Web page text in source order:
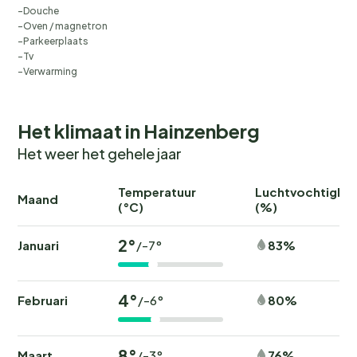
Douche
Oven / magnetron
Parkeerplaats
Tv
Verwarming
Het klimaat in Hainzenberg
Het weer het gehele jaar
Maand
Temperatuur
(°C)
(%)
Januari 2°/-7° 83%
Februari 4°/-6° 80%